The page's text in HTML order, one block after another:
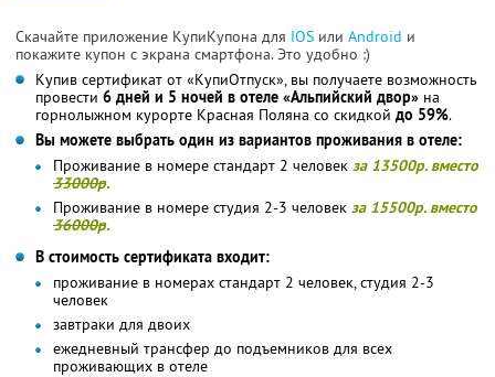
Скачайте приложение КупиКупона для IOS или Android и
покажите купон с экрана смартфона. Это удобно :)
Купив сертификат от «КупиОтпуск», вы получаете возможность
провести 6 дней и 5 ночей в отеле «Альпийский двор» на
горнолыжном курорте Красная Поляна со скидкой до 59%.
Вы можете выбрать один из вариантов проживания в отеле:
Проживание в номере стандарт 2 человек за 13500р. вместо
33000р.
Проживание в номере студия 2-3 человек за 15500р. вместо
36000р.
В стоимость сертификата входит:
проживание в номерах стандарт 2 человек, студия 2-3
человек
завтраки для двоих
ежедневный трансфер до подъемников для всех
проживающих в отеле